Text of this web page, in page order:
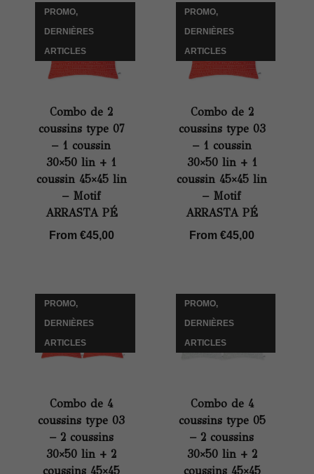
PROMO,
DERNIÈRES
ARTICLES
Combo de 2
coussins type 07
– 1 coussin
30×50 lin + 1
coussin 45×45 lin
– Motif
ARRASTA PÉ
From €45,00
PROMO,
DERNIÈRES
ARTICLES
Combo de 2
coussins type 03
– 1 coussin
30×50 lin + 1
coussin 45×45 lin
– Motif
ARRASTA PÉ
From €45,00
PROMO,
DERNIÈRES
ARTICLES
Combo de 4
coussins type 03
– 2 coussins
30×50 lin + 2
coussins 45×45
PROMO,
DERNIÈRES
ARTICLES
Combo de 4
coussins type 05
– 2 coussins
30×50 lin + 2
coussins 45×45